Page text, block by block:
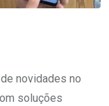
novidades no
soluções